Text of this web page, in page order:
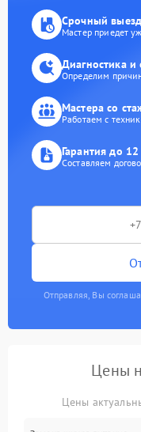
Срочный выезд
Мастер приедет
Диагностика и
Определим
Мастера со
Работаем с
Гарантия до
Составляем
Отправляя, Вы
Цены
Цены